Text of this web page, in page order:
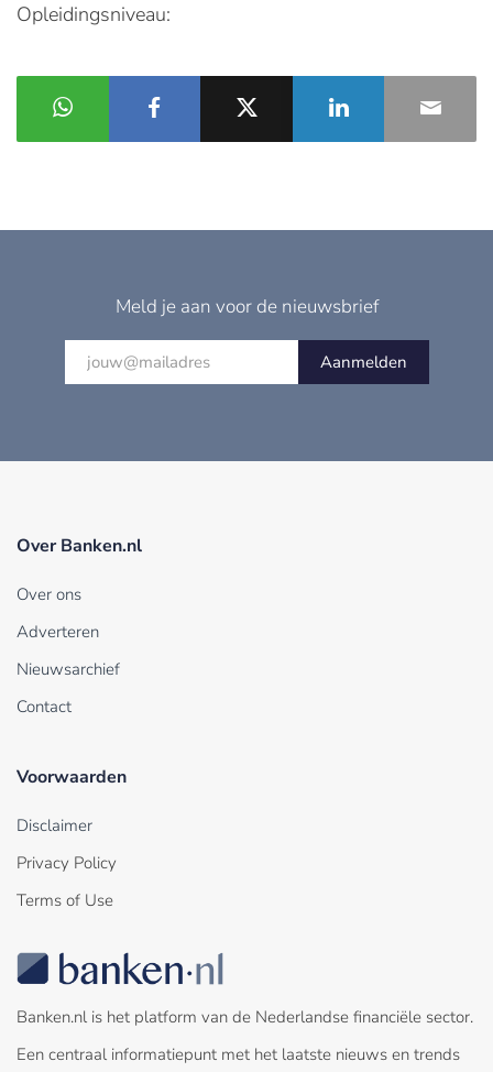
Opleidingsniveau:
Meld je aan voor de nieuwsbrief
Aanmelden
Over Banken.nl
Over ons
Adverteren
Nieuwsarchief
Contact
Voorwaarden
Disclaimer
Privacy Policy
Terms of Use
Banken.nl is het platform van de Nederlandse financiële sector.
Een centraal informatiepunt met het laatste nieuws en trends